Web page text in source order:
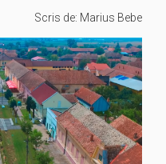
Scris de: Marius Bebe